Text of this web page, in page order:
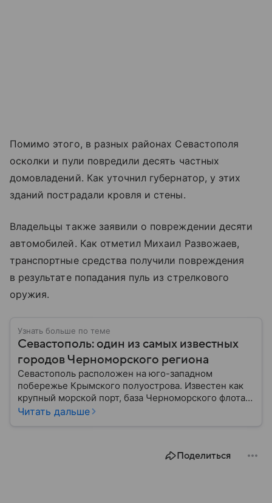
Помимо этого, в разных районах Севастополя
осколки и пули повредили десять частных
домовладений. Как уточнил губернатор, у этих
зданий пострадали кровля и стены.
Владельцы также заявили о повреждении десяти
автомобилей. Как отметил Михаил Развожаев,
транспортные средства получили повреждения
в результате попадания пуль из стрелкового
оружия.
Узнать больше по теме
Севастополь: один из самых известных
городов Черноморского региона
Севастополь расположен на юго-западном
побережье Крымского полуострова. Известен как
крупный морской порт, база Черноморского флота и
город с богатой военной историей, сыгравший
Читать дальше
Поделиться